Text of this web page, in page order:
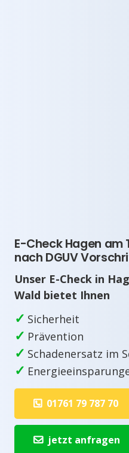
E-Check Hagen
nach DGUV
Unser E-Check in
Wald bietet Ihnen
✓ Sicherheit
✓ Prävention
✓ Schadenersatz im
✓
01761 79 787 70
jetzt anfragen